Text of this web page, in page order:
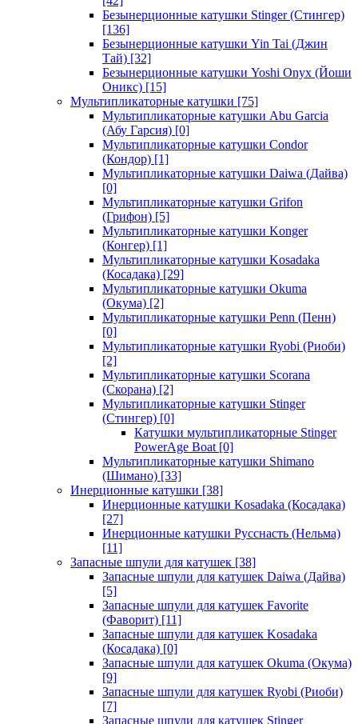
Безынерционные катушки Stinger (Стингер)
[136]
Безынерционные катушки Yin Tai (Джин
Тай) [32]
Безынерционные катушки Yoshi Onyx (Йоши
Оникс) [15]
Мультипликаторные катушки [75]
Мультипликаторные катушки Abu Garcia
(Абу Гарсия) [0]
Мультипликаторные катушки Condor
(Кондор) [1]
Мультипликаторные катушки Daiwa (Дайва)
[0]
Мультипликаторные катушки Grifon
(Грифон) [5]
Мультипликаторные катушки Konger
(Конгер) [1]
Мультипликаторные катушки Kosadaka
(Косадака) [29]
Мультипликаторные катушки Okuma
(Окума) [2]
Мультипликаторные катушки Penn (Пенн)
[0]
Мультипликаторные катушки Ryobi (Риоби)
[2]
Мультипликаторные катушки Scorana
(Скорана) [2]
Мультипликаторные катушки Stinger
(Стингер) [0]
Катушки мультипликаторные Stinger
PowerAge Boat [0]
Мультипликаторные катушки Shimano
(Шимано) [33]
Инерционные катушки [38]
Инерционные катушки Kosadaka (Косадака)
[27]
Инерционные катушки Русснасть (Нельма)
[11]
Запасные шпули для катушек [38]
Запасные шпули для катушек Daiwa (Дайва)
[5]
Запасные шпули для катушек Favorite
(Фаворит) [11]
Запасные шпули для катушек Kosadaka
(Косадака) [0]
Запасные шпули для катушек Okuma (Окума)
[9]
Запасные шпули для катушек Ryobi (Риоби)
[7]
Запасные шпули для катушек Stinger